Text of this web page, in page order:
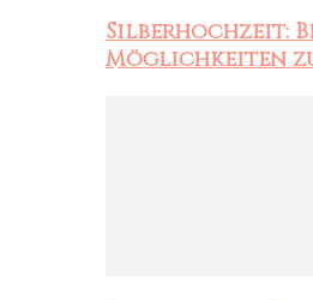
Silberhochzeit:
Möglichkeiten